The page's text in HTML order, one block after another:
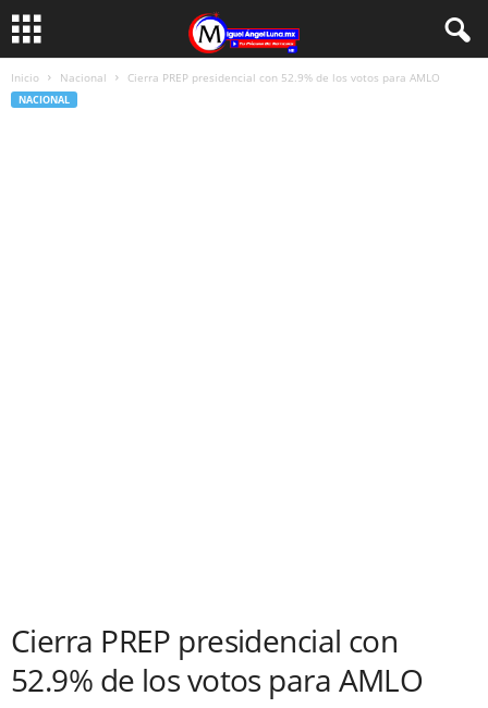
Inicio Nacional Cierra PREP presidencial con 52.9% de los votos para AMLO
NACIONAL
Cierra PREP presidencial con
52.9% de los votos para AMLO